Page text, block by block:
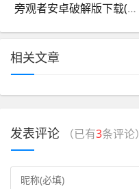
旁观者安卓破解版下载(旁观者内购破解完整版下载)
相关文章
发表评论 （已有3条评论）